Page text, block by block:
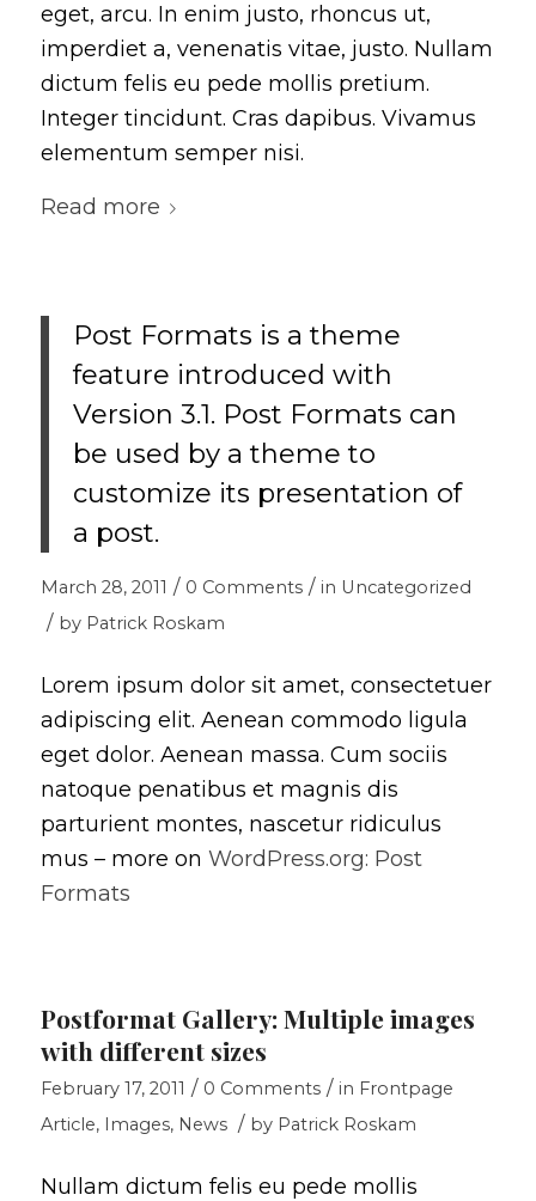
eget, arcu. In enim justo, rhoncus ut,
imperdiet a, venenatis vitae, justo. Nullam
dictum felis eu pede mollis pretium.
Integer tincidunt. Cras dapibus. Vivamus
elementum semper nisi.
Read more
Post Formats is a theme
feature introduced with
Version 3.1. Post Formats can
be used by a theme to
customize its presentation of
a post.
March 28, 2011 / 0 Comments / in Uncategorized
/ by Patrick Roskam
Lorem ipsum dolor sit amet, consectetuer
adipiscing elit. Aenean commodo ligula
eget dolor. Aenean massa. Cum sociis
natoque penatibus et magnis dis
parturient montes, nascetur ridiculus
mus – more on WordPress.org: Post
Formats
Postformat Gallery: Multiple images
with different sizes
February 17, 2011 / 0 Comments / in Frontpage
Article, Images, News / by Patrick Roskam
Nullam dictum felis eu pede mollis